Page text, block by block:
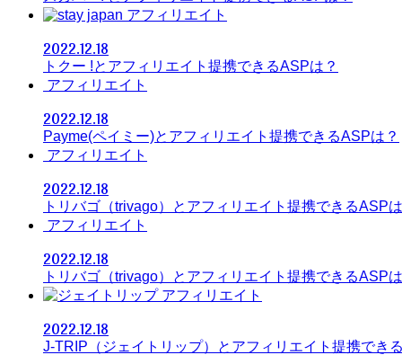
アフィリエイト
2022.12.18
トクー !とアフィリエイト提携できるASPは？
アフィリエイト
2022.12.18
Payme(ペイミー)とアフィリエイト提携できるASPは？
アフィリエイト
2022.12.18
トリバゴ（trivago）とアフィリエイト提携できるASP
アフィリエイト
2022.12.18
トリバゴ（trivago）とアフィリエイト提携できるASP
アフィリエイト
2022.12.18
J-TRIP（ジェイトリップ）とアフィリエイト提携でき